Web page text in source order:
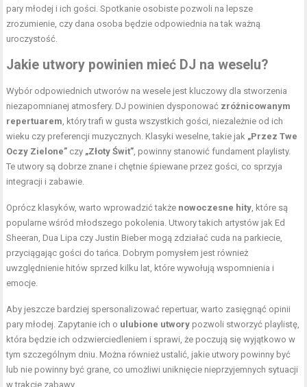
pary młodej i ich gości. Spotkanie osobiste pozwoli na lepsze
zrozumienie, czy dana osoba będzie odpowiednia na tak ważną
uroczystość.
Jakie utwory powinien mieć DJ na weselu?
Wybór odpowiednich utworów na wesele jest kluczowy dla stworzenia
niezapomnianej atmosfery. DJ powinien dysponować zróżnicowanym
repertuarem, który trafi w gusta wszystkich gości, niezależnie od ich
wieku czy preferencji muzycznych. Klasyki weselne, takie jak „Przez Twe
Oczy Zielone” czy „Złoty Świt”, powinny stanowić fundament playlisty.
Te utwory są dobrze znane i chętnie śpiewane przez gości, co sprzyja
integracji i zabawie.
Oprócz klasyków, warto wprowadzić także nowoczesne hity, które są
popularne wśród młodszego pokolenia. Utwory takich artystów jak Ed
Sheeran, Dua Lipa czy Justin Bieber mogą zdziałać cuda na parkiecie,
przyciągając gości do tańca. Dobrym pomysłem jest również
uwzględnienie hitów sprzed kilku lat, które wywołują wspomnienia i
emocje.
Aby jeszcze bardziej spersonalizować repertuar, warto zasięgnąć opinii
pary młodej. Zapytanie ich o ulubione utwory pozwoli stworzyć playlistę,
która będzie ich odzwierciedleniem i sprawi, że poczują się wyjątkowo w
tym szczególnym dniu. Można również ustalić, jakie utwory powinny być
lub nie powinny być grane, co umożliwi uniknięcie nieprzyjemnych sytuacji
w trakcie zabawy.